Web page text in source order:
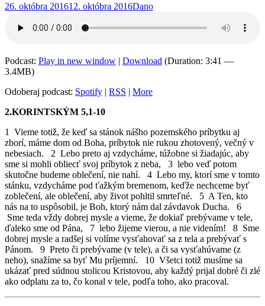
26. októbra 201612. októbra 2016Dano
Podcast: Play in new window | Download (Duration: 3:41 —
3.4MB)
Odoberaj podcast: Spotify | RSS | More
2.KORINTSKÝM 5,1-10
1 Vieme totiž, že keď sa stánok nášho pozemského príbytku aj
zborí, máme dom od Boha, príbytok nie rukou zhotovený, večný v
nebesiach. 2 Lebo preto aj vzdycháme, túžobne si žiadajúc, aby
sme si mohli obliecť svoj príbytok z neba, 3 lebo veď potom
skutočne budeme oblečení, nie nahí. 4 Lebo my, ktorí sme v tomto
stánku, vzdycháme pod ťažkým bremenom, keďže nechceme byť
zoblečení, ale oblečení, aby život pohltil smrteľné. 5 A Ten, kto
nás na to uspôsobil, je Boh, ktorý nám dal závdavok Ducha. 6
Sme teda vždy dobrej mysle a vieme, že dokiaľ prebývame v tele,
ďaleko sme od Pána, 7 lebo žijeme vierou, a nie videním! 8 Sme
dobrej mysle a radšej si volíme vysťahovať sa z tela a prebývať s
Pánom. 9 Preto či prebývame (v tele), a či sa vysťahúvame (z
neho), snažíme sa byť Mu príjemní. 10 Všetci totiž musíme sa
ukázať pred súdnou stolicou Kristovou, aby každý prijal dobré či zlé
ako odplatu za to, čo konal v tele, podľa toho, ako pracoval.